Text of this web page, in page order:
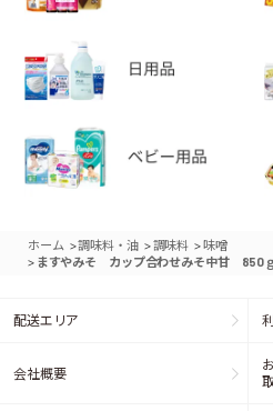
ホーム >調味料・油 >調味料 > 味噌
> ますやみそ カップ合わせみそ中甘 850
配送エリア
会社概要